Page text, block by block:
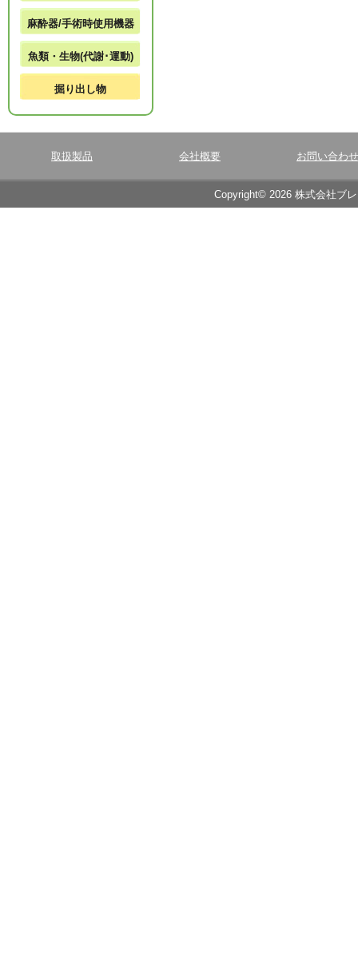
麻酔器/手術時使用機器
魚類・生物(代謝･運動)
掘り出し物
取扱製品 会社概要 お問い合わせ
Copyright© 2026 株式会社ブ